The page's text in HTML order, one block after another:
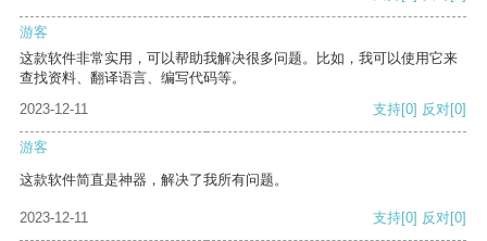
游客
这款软件非常实用，可以帮助我解决很多问题。比如，我可以使用它来
查找资料、翻译语言、编写代码等。
2023-12-11
支持[0] 反对[0]
游客
这款软件简直是神器，解决了我所有问题。
2023-12-11 支持[0] 反对[0]